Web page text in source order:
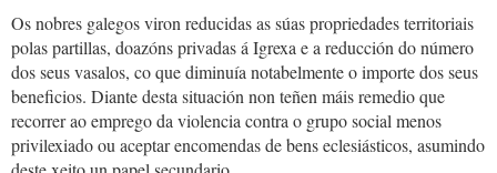
Os nobres galegos viron reducidas as súas propriedades territoriais
polas partillas, doazóns privadas á Igrexa e a reducción do número
dos seus vasalos, co que diminuía notabelmente o importe dos seus
beneficios. Diante desta situación non teñen máis remedio que
recorrer ao emprego da violencia contra o grupo social menos
privilexiado ou aceptar encomendas de bens eclesiásticos, asumindo